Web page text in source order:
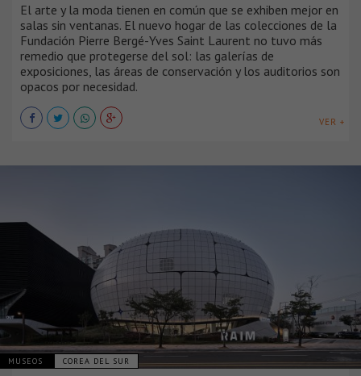
El arte y la moda tienen en común que se exhiben mejor en
salas sin ventanas. El nuevo hogar de las colecciones de la
Fundación Pierre Bergé-Yves Saint Laurent no tuvo más
remedio que protegerse del sol: las galerías de
exposiciones, las áreas de conservación y los auditorios son
opacos por necesidad.
VER +
MUSEOS COREA DEL SUR